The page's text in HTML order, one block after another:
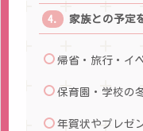
家族との予定
帰省・旅行・イ
保育園・学校の
年賀状やプレゼ